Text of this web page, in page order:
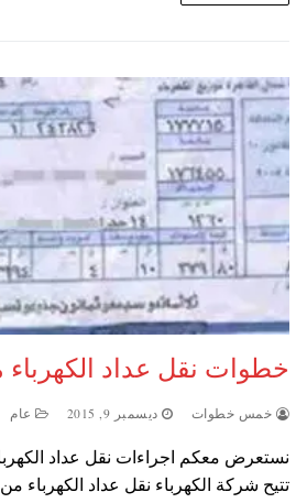
خطوات نقل عداد الكهرباء
خمس خطوات ديسمبر 9, 2015 عام
نستعرض معكم اجراءات نقل عداد
تتيح شركة الكهرباء نقل عداد